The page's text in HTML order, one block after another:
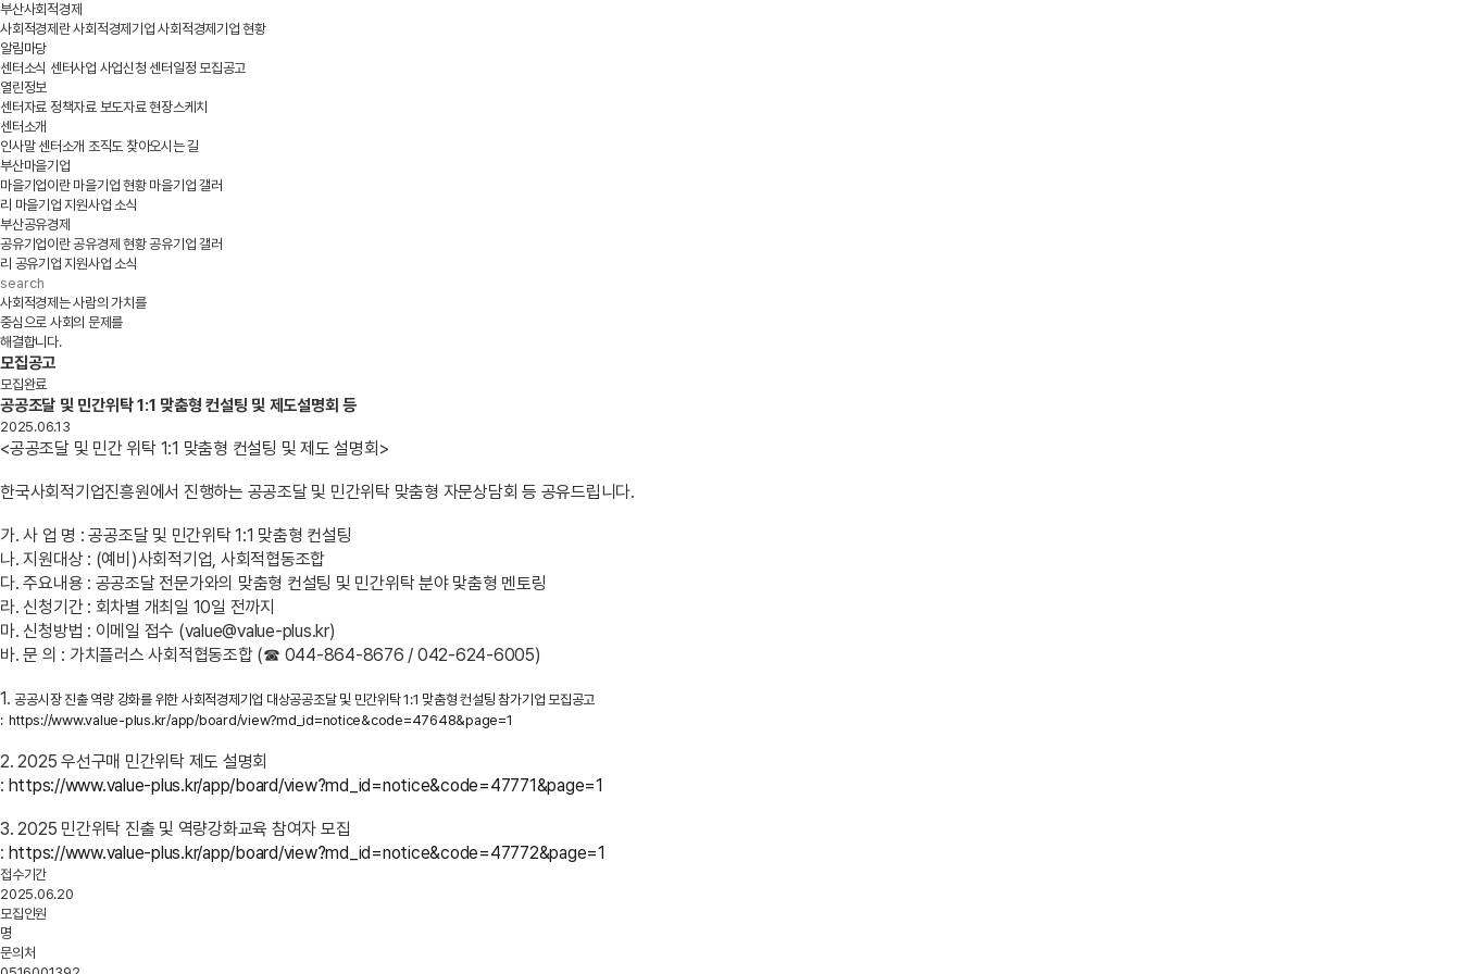
부산사회적경제
사회적경제란사회적경제기업 사회적경제기업 현황
알림마당
센터소식 센터사업 사업신청 센터일정 모집공고
열린정보
센터자료 정책자료 보도자료현장스케치
센터소개
인사말 센터소개 조직도 찾아오시는 길
부산마을기업
마을기업이란 마을기업 현황 마을기업 갤러
리 마을기업 지원사업 소식
부산공유경제
공유기업이란공유경제 현황공유기업 갤러
리 공유기업 지원사업 소식
사회적경제는 사람의 가치를
중심으로 사회의 문제를
해결합니다.
모집공고
모집완료
공공조달 및 민간위탁 1:1 맞춤형 컨설팅 및 제도설명회 등
2025.06.13
<공공조달 및 민간 위탁 1:1 맞춤형 컨설팅 및 제도 설명회>
한국사회적기업진흥원에서 진행하는 공공조달 및 민간위탁 맞춤형 자문상담회 등 공유드립니다.
가. 사 업 명 : 공공조달 및 민간위탁 1:1 맞춤형 컨설팅
나. 지원대상 : (예비)사회적기업, 사회적협동조합
다. 주요내용 : 공공조달 전문가와의 맞춤형 컨설팅 및 민간위탁 분야 맟춤형 멘토링
라. 신청기간 : 회차별 개최일 10일 전까지
마. 신청방법 : 이메일 접수 (value@value-plus.kr)
바. 문 의 : 가치플러스 사회적협동조합 (☎ 044-864-8676 / 042-624-6005)
1.공공시장 진출 역량 강화를 위한 사회적경제기업 대상공공조달 및 민간위탁 1:1 맞춤형 컨설팅 참가기업 모집공고
:https://www.value-plus.kr/app/board/view?md_id=notice&code=47648&page=1
2. 2025 우선구매 민간위탁 제도 설명회
: https://www.value-plus.kr/app/board/view?md_id=notice&code=47771&page=1
3. 2025 민간위탁 진출 및 역량강화교육 참여자 모집
: https://www.value-plus.kr/app/board/view?md_id=notice&code=47772&page=1
접수기간
2025.06.20
모집인원
명
문의처